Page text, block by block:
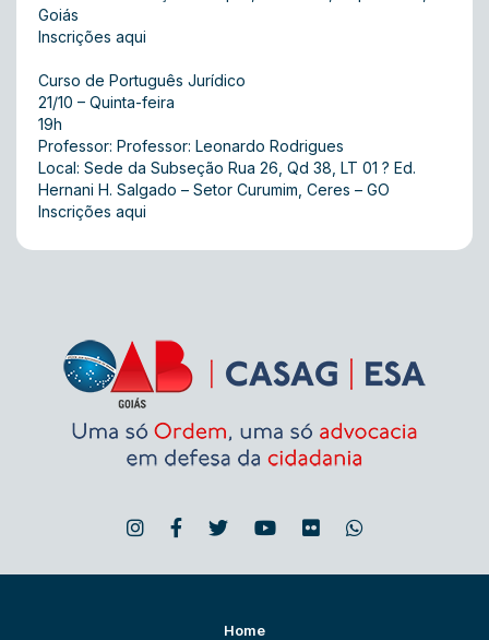
Goiás
Inscrições aqui
Curso de Português Jurídico
21/10 – Quinta-feira
19h
Professor: Professor: Leonardo Rodrigues
Local: Sede da Subseção Rua 26, Qd 38, LT 01 ? Ed.
Hernani H. Salgado – Setor Curumim, Ceres – GO
Inscrições aqui
Home